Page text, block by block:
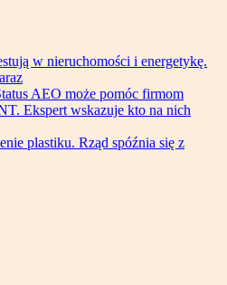
w nieruchomości i energetykę.
AEO może pomóc firmom
Ekspert wskazuje kto na nich
plastiku. Rząd spóźnia się z